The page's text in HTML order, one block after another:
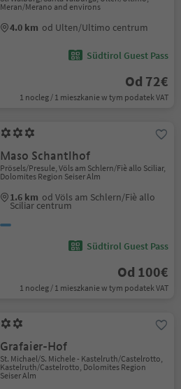
Meran/Merano and environs
4.0 km od Ulten/Ultimo centrum
Südtirol Guest Pass
Od 72€
1 nocleg / 1 mieszkanie w tym podatek VAT
Maso Schantlhof
Prösels/Presule, Völs am Schlern/Fiè allo Sciliar,
Dolomites Region Seiser Alm
1.6 km od Völs am Schlern/Fiè allo
Sciliar centrum
Südtirol Guest Pass
Od 100€
1 nocleg / 1 mieszkanie w tym podatek VAT
Grafaier-Hof
St. Michael/S. Michele - Kastelruth/Castelrotto,
Kastelruth/Castelrotto, Dolomites Region
Seiser Alm